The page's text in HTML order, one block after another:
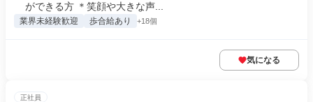
ができる方 ＊笑顔や大きな声...
業界未経験歓迎 歩合給あり +18個
気になる
正社員